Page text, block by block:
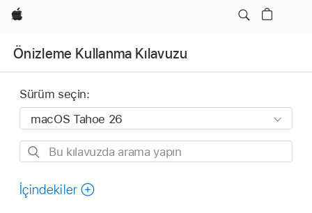
wzlhp
Önizleme Kullanma Kılavuzu
Sürüm seçin:
Bu
arama
İçindekiler